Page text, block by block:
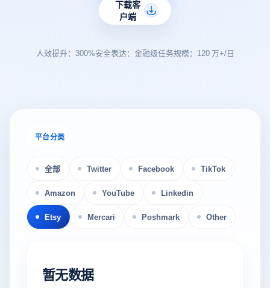
下载客
户端
人效提升：300%安全表达：金融级任务规模：120 万+/日
平台分类
全部 Twitter Facebook TikTok
Amazon YouTube Linkedin
Etsy Mercari Poshmark Other
暂无数据